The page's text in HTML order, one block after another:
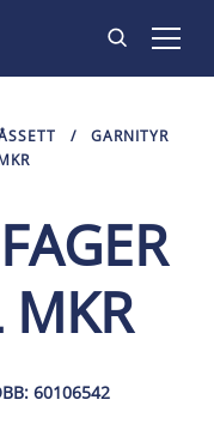
/
GARNITYR
MKR
60106542